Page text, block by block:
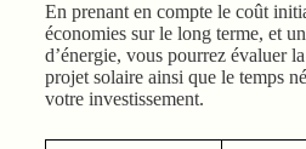
En prenant en compte le coût
économies sur le long terme, et
d’énergie, vous pourrez évaluer
projet solaire ainsi que le temps
votre investissement.